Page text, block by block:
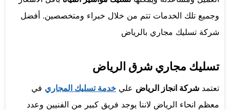
وجميع تلك الخدمات تتم من خلال خبراء ومتخصصين. أفضل
شركة تسليك مجاري بالرياض
تسليك مجاري شرق الرياض
تعتمد شركة انجاز الرياض علي خدمة تسليك المجاري في
معظم انحاء الرياض لاننا يوجد فريق كبير من الفنيين وعدد